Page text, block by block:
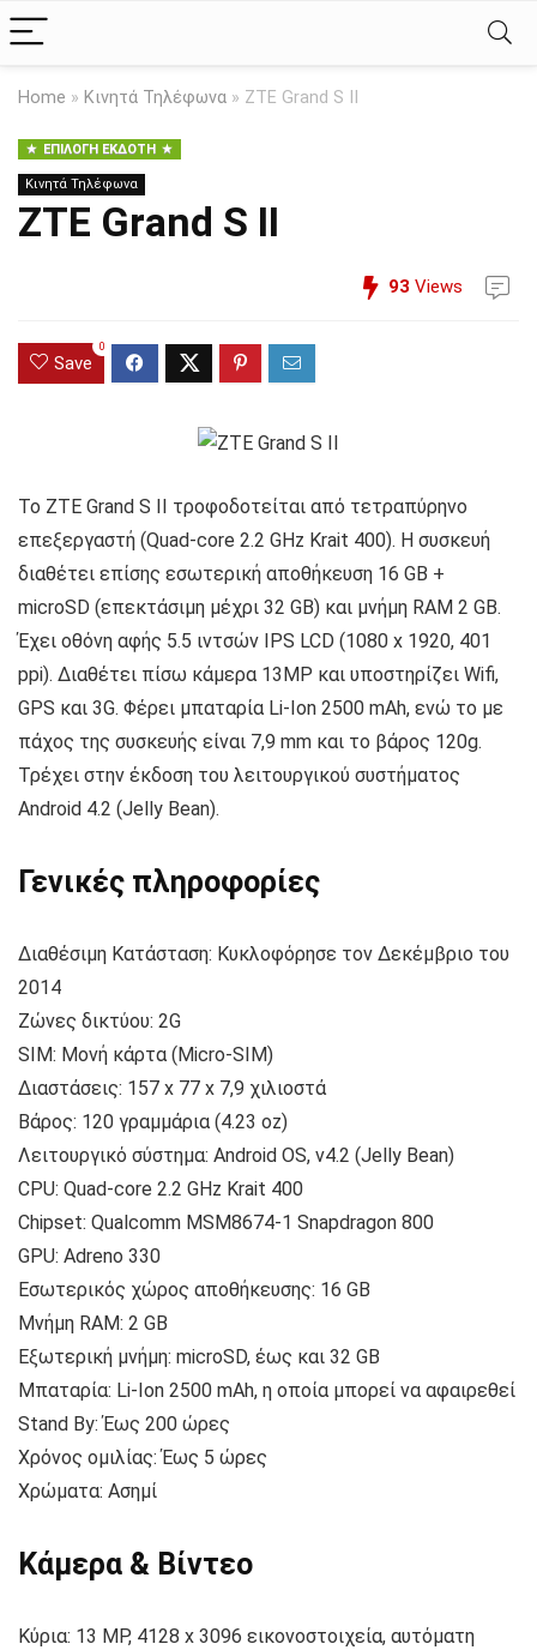
Home » Κινητά Τηλέφωνα » ZTE Grand S II
ΕΠΙΛΟΓΉ ΕΚΔΌΤΗ
Κινητά Τηλέφωνα
ZTE Grand S II
93 Views
Save
0
Το ZTE Grand S II τροφοδοτείται από τετραπύρηνο
επεξεργαστή (Quad-core 2.2 GHz Krait 400). Η συσκευή
διαθέτει επίσης εσωτερική αποθήκευση 16 GB +
microSD (επεκτάσιμη μέχρι 32 GB) και μνήμη RAM 2 GB.
Έχει οθόνη αφής 5.5 ιντσών IPS LCD (1080 x 1920, 401
ppi). Διαθέτει πίσω κάμερα 13MP και υποστηρίζει Wifi,
GPS και 3G. Φέρει μπαταρία Li-Ion 2500 mAh, ενώ το με
πάχος της συσκευής είναι 7,9 mm και το βάρος 120g.
Τρέχει στην έκδοση του λειτουργικού συστήματος
Android 4.2 (Jelly Bean).
Γενικές πληροφορίες
Διαθέσιμη Κατάσταση: Κυκλοφόρησε τον Δεκέμβριο του
2014
Ζώνες δικτύου: 2G
SIM: Μονή κάρτα (Micro-SIM)
Διαστάσεις: 157 x 77 x 7,9 χιλιοστά
Βάρος: 120 γραμμάρια (4.23 oz)
Λειτουργικό σύστημα: Android OS, v4.2 (Jelly Bean)
CPU: Quad-core 2.2 GHz Krait 400
Chipset: Qualcomm MSM8674-1 Snapdragon 800
GPU: Adreno 330
Εσωτερικός χώρος αποθήκευσης: 16 GB
Μνήμη RAM: 2 GB
Εξωτερική μνήμη: microSD, έως και 32 GB
Μπαταρία: Li-Ion 2500 mAh, η οποία μπορεί να αφαιρεθεί
Stand By: Έως 200 ώρες
Χρόνος ομιλίας: Έως 5 ώρες
Χρώματα: Ασημί
Κάμερα & Βίντεο
Κύρια: 13 MP, 4128 x 3096 εικονοστοιχεία, αυτόματη